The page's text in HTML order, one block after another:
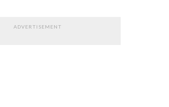
ADVERTISEMENT